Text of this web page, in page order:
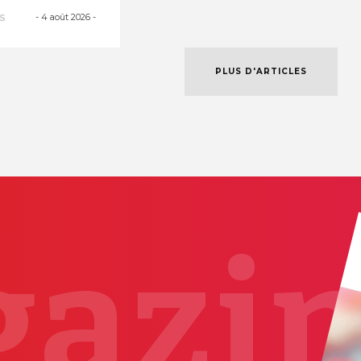
-4 août 2026 -
PLUS D'ARTICLES